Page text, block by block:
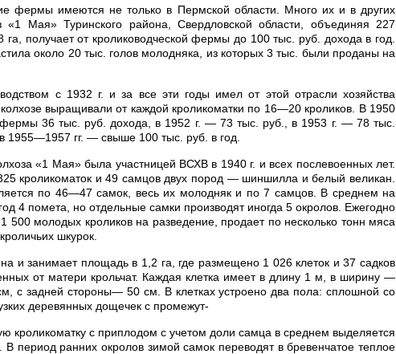
фермы имеются не только в Пермской области. Много их и в других
«1 Мая» Туринского района, Свердловской области, объединяя 227
получает от кролиководческой фермы до 100 тыс. руб. дохода в год.
около 20 тыс. голов молодняка, из которых 3 тыс. были проданы на
с 1932 г. и за все эти годы имел от этой отрасли хозяйства
выращивали от каждой кроликоматки по 16—20 кроликов. В 1950
36 тыс. руб. дохода, в 1952 г. — 73 тыс. руб., в 1953 г. — 78 тыс.
1955—1957 гг. — свыше 100 тыс. руб. в год.
«1 Мая» была участницей ВСХВ в 1940 г. и всех послевоенных лет.
кроликоматок и 49 самцов двух пород — шиншилла и белый великан.
по 46—47 самок, весь их молодняк и по 7 самцов. В среднем на
4 помета, но отдельные самки производят иногда 5 окролов. Ежегодно
500 молодых кроликов на разведение, продает по несколько тонн мяса
шкурок.
и занимает площадь в 1,2 га, где размещено 1 026 клеток и 37 садков
от матери крольчат. Каждая клетка имеет в длину 1 м, в ширину —
с задней стороны— 50 см. В клетках устроено два пола: сплошной со
деревянных дощечек с промежут-
кроликоматку с приплодом с учетом доли самца в среднем выделяется
В период ранних окролов зимой самок переводят в бревенчатое теплое